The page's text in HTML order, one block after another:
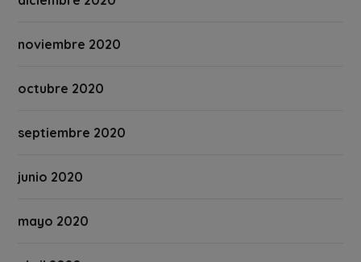
noviembre 2020
octubre 2020
septiembre 2020
junio 2020
mayo 2020